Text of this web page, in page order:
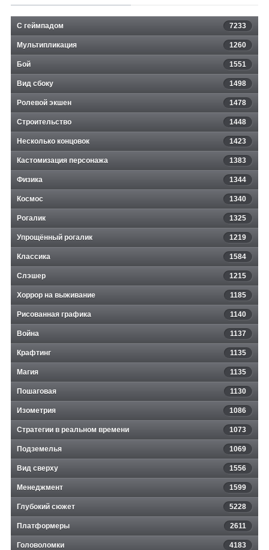
С геймпадом 7233
Мультипликация 1260
Бой 1551
Вид сбоку 1498
Ролевой экшен 1478
Строительство 1448
Несколько концовок 1423
Кастомизация персонажа 1383
Физика 1344
Космос 1340
Рогалик 1325
Упрощённый рогалик 1219
Классика 1584
Слэшер 1215
Хоррор на выживание 1185
Рисованная графика 1140
Война 1137
Крафтинг 1135
Магия 1135
Пошаговая 1130
Изометрия 1086
Стратегии в реальном времени 1073
Подземелья 1069
Вид сверху 1556
Менеджмент 1599
Глубокий сюжет 5228
Платформеры 2611
Головоломки 4183